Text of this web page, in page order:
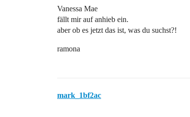
Vanessa Mae
fällt mir auf anhieb ein.
aber ob es jetzt das ist, was du suchst?!
ramona
mark_1bf2ac